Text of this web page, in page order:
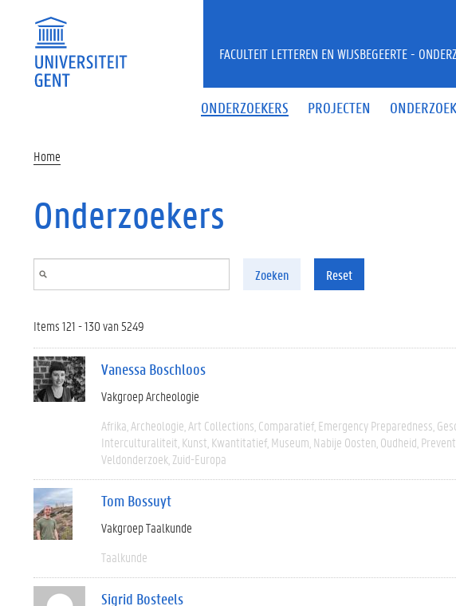
ONDERZOEKERS PROJECTEN
FACULTEIT LETTEREN EN WIJSBEGEERTE -
Home
Onderzoekers
Zoeken Reset
Items 121 - 130 van 5249
Vanessa Boschloos
Vakgroep Archeologie
Afrika Archeologie Art Collections Comparatief Emergency Preparedness
Interculturaliteit Kunst Kwantitatief Museum Nabije Oosten Oudheid
Veldonderzoek Zuid-Europa
Tom Bossuyt
Vakgroep Taalkunde
Taalkunde
Sigrid Bosteels